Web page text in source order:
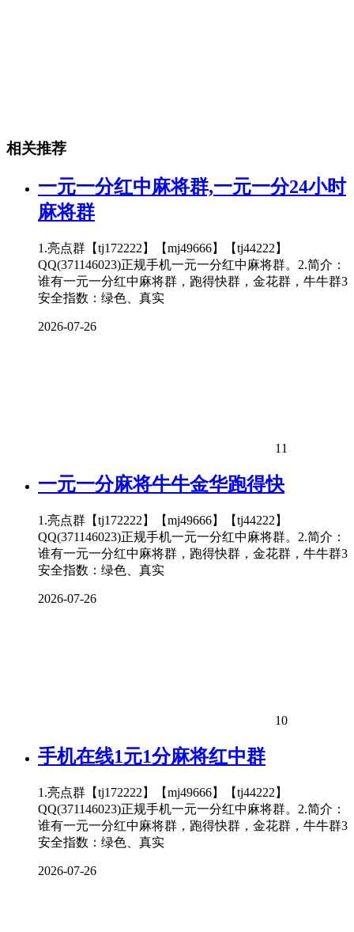
相关推荐
一元一分红中麻将群,一元一分24小时
麻将群
1.亮点群【tj172222】【mj49666】【tj44222】
QQ(371146023)正规手机一元一分红中麻将群。2.简介：
谁有一元一分红中麻将群，跑得快群，金花群，牛牛群3
安全指数：绿色、真实
2026-07-26
11
一元一分麻将牛牛金华跑得快
1.亮点群【tj172222】【mj49666】【tj44222】
QQ(371146023)正规手机一元一分红中麻将群。2.简介：
谁有一元一分红中麻将群，跑得快群，金花群，牛牛群3
安全指数：绿色、真实
2026-07-26
10
手机在线1元1分麻将红中群
1.亮点群【tj172222】【mj49666】【tj44222】
QQ(371146023)正规手机一元一分红中麻将群。2.简介：
谁有一元一分红中麻将群，跑得快群，金花群，牛牛群3
安全指数：绿色、真实
2026-07-26